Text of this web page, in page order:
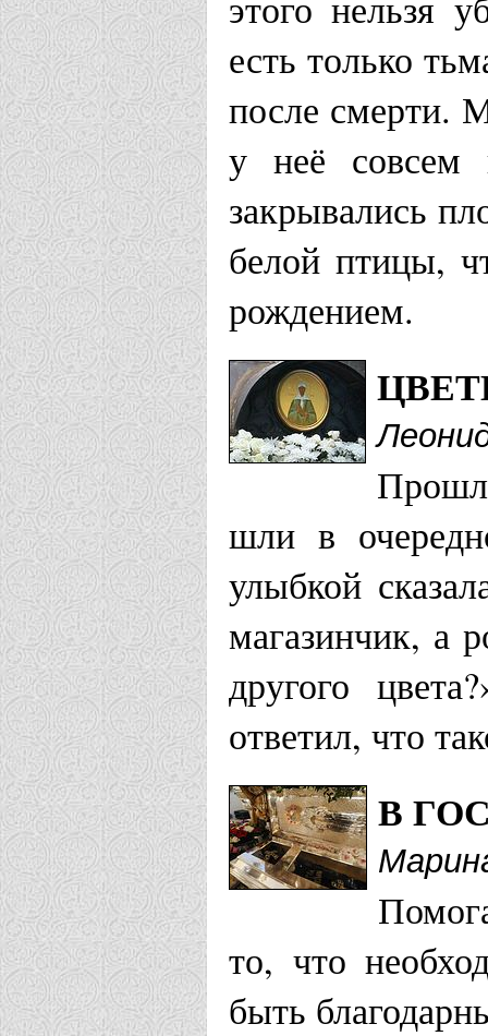
есть только
после смерти.
у неё совсем
закрывались
белой птицы,
рождением.
шли в
улыбкой
магазинчик, а
другого
ответил, что
В
то, что
быть